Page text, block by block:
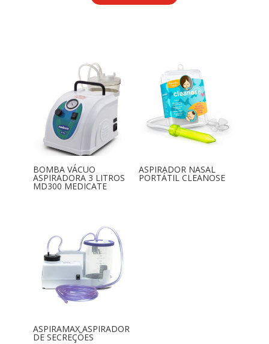
BOMBA VÁCUO
ASPIRADORA 3 LITROS
MD300 MEDICATE
ASPIRADOR NASAL
PORTÁTIL CLEANOSE
ASPIRAMAX ASPIRADOR
DE SECREÇÕES